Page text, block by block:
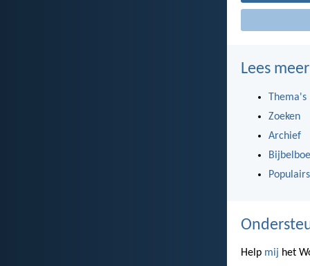
Lees meer
Thema's
Zoeken
Archief
Help mij het